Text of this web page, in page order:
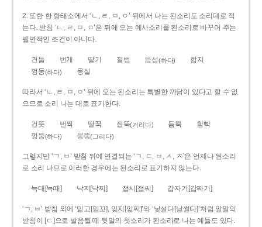
2. 또한 한 형태소에서 ‘ㄴ, ㄹ, ㅁ, ㅇ’ 뒤에서 나는 된소리도 소리대로 적
는다. 받침 ‘ㄴ, ㄹ, ㅁ, ㅇ’은 뒤에 오는 예사소리를 된소리로 바꾸어 주는
필연적인 조건이 아니다.
건들 번개 딸기 절벙 듬성(하다)
함지
껑둥(하다) 뭉실
따라서 ‘ㄴ, ㄹ, ㅁ, ㅇ’ 뒤에 오는 된소리는 특별한 까닭이 있다고 할 수 없
으므로 소리 나는 대로 표기한다.
건뜻 번쩍 딸꾹 절뚝(거리다) 듬뿍
함빡
껑뚱(하다) 뭉뚱(그리다)
그렇지만 ‘ㄱ, ㅂ’ 받침 뒤에 연결되는 ‘ㄱ, ㄷ, ㅂ, ㅅ, ㅈ’은 언제나 된소리
로 소리 나므로 이러한 경우에는 된소리로 표기하지 않는다.
늑대[늑때] 낙지[낙찌] 접시[접씨] 갑자기[갑짜기]
‘ㄱ, ㅂ’ 받침 외에 ‘믿고[믿꼬], 잊지[읻찌]’와 ‘낯설다[낟썰다]’처럼 앞말의
받침이 [ㄷ]으로 발음될 때 뒷말의 첫소리가 된소리로 나는 예들도 있다.